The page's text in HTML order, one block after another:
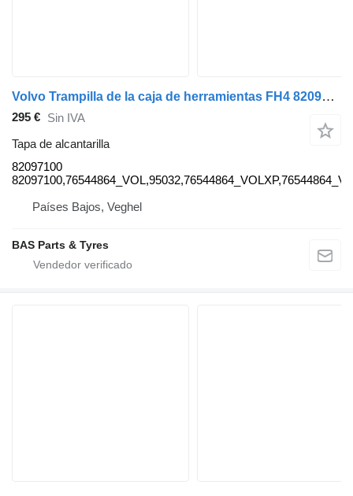
Volvo Trampilla de la caja de herramientas FH4 82097100 tapa de alcantarilla para Volvo FH4 camión
295 € Sin IVA
Tapa de alcantarilla
82097100
Países Bajos, Veghel
BAS Parts & Tyres